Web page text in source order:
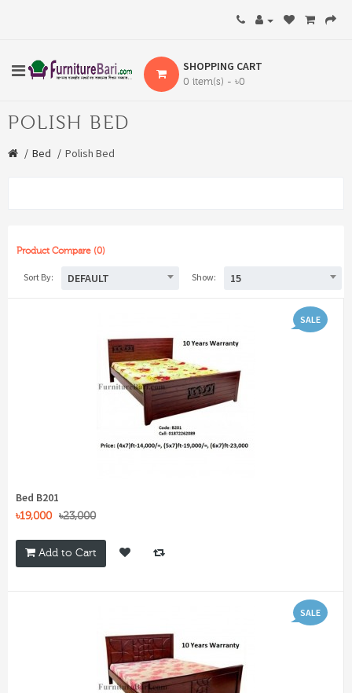
SHOPPING CART
0 item(s) - ৳0
POLISH BED
Bed Polish Bed
Product Compare (0)
Sort By: DEFAULT Show: 15
SALE
Bed B201
৳19,000 ৳23,000
Add to Cart
SALE